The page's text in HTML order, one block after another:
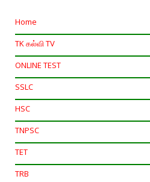
Home
TK கல்வி TV
ONLINE TEST
SSLC
HSC
TNPSC
TET
TRB